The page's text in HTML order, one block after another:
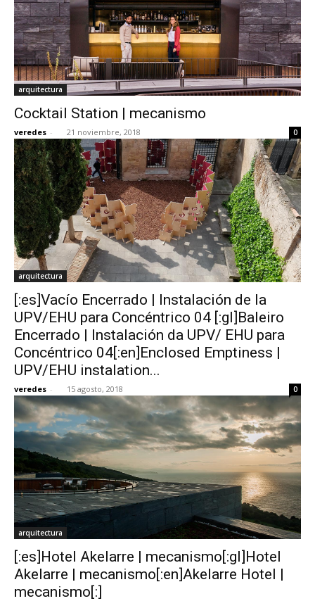
arquitectura
Cocktail Station | mecanismo
veredes - 21 noviembre, 2018 0
arquitectura
[:es]Vacío Encerrado | Instalación de la
UPV/EHU para Concéntrico 04 [:gl]Baleiro
Encerrado | Instalación da UPV/ EHU para
Concéntrico 04[:en]Enclosed Emptiness |
UPV/EHU instalation...
veredes - 15 agosto, 2018 0
arquitectura
[:es]Hotel Akelarre | mecanismo[:gl]Hotel
Akelarre | mecanismo[:en]Akelarre Hotel |
mecanismo[:]